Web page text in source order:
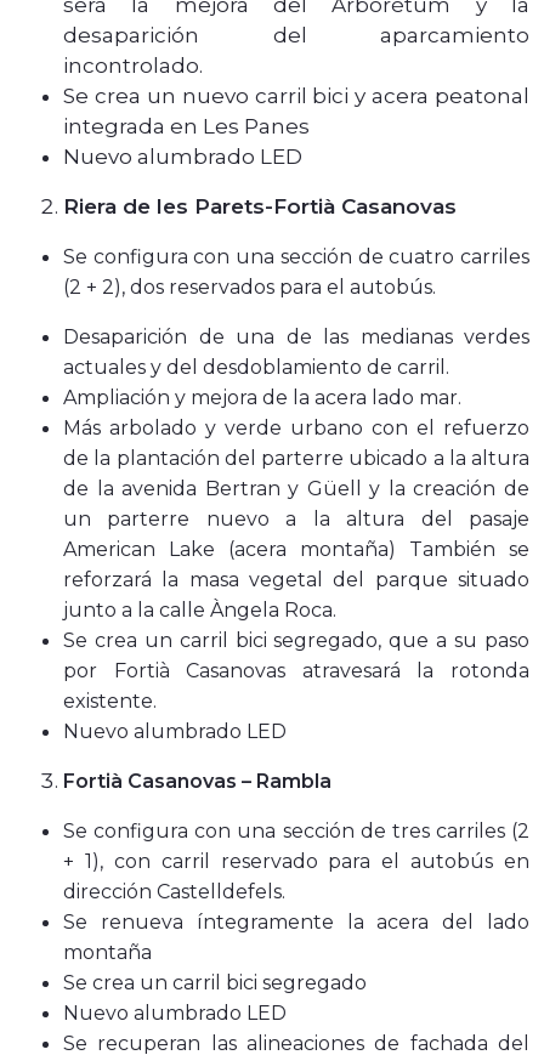
desaparición del aparcamiento
incontrolado.
Se crea un nuevo carril bici y acera peatonal
integrada en Les Panes
Nuevo alumbrado LED
Riera de les Parets-Fortià Casanovas
Se configura con una sección de cuatro carriles
(2 + 2), dos reservados para el autobús.
Desaparición de una de las medianas verdes
actuales y del desdoblamiento de carril.
Ampliación y mejora de la acera lado mar.
Más arbolado y verde urbano con el refuerzo
de la plantación del parterre ubicado a la altura
de la avenida Bertran y Güell y la creación de
un parterre nuevo a la altura del pasaje
American Lake (acera montaña) También se
reforzará la masa vegetal del parque situado
junto a la calle Àngela Roca.
Se crea un carril bici segregado, que a su paso
por Fortià Casanovas atravesará la rotonda
existente.
Nuevo alumbrado LED
Fortià Casanovas – Rambla
Se configura con una sección de tres carriles (2
+ 1), con carril reservado para el autobús en
dirección Castelldefels.
Se renueva íntegramente la acera del lado
montaña
Se crea un carril bici segregado
Nuevo alumbrado LED
Se recuperan las alineaciones de fachada del